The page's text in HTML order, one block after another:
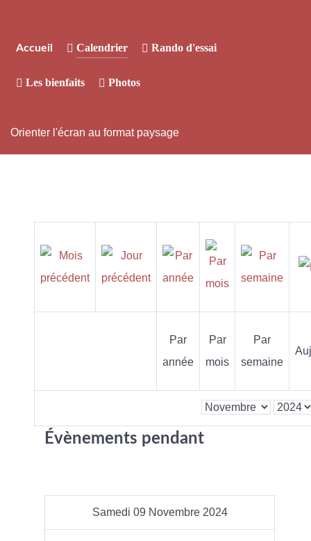
Accueil Calendrier Rando d'essai
Les bienfaits Photos
Orienter l'écran au format paysage
Par
année
Par
mois
Par
semaine
Évènements pendant
Samedi 09 Novembre 2024